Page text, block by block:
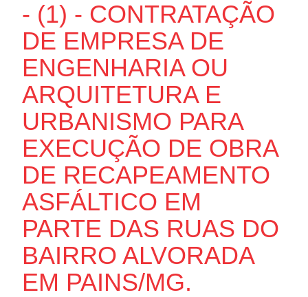
- (1) - CONTRATAÇÃO
DE EMPRESA DE
ENGENHARIA OU
ARQUITETURA E
URBANISMO PARA
EXECUÇÃO DE OBRA
DE RECAPEAMENTO
ASFÁLTICO EM
PARTE DAS RUAS DO
BAIRRO ALVORADA
EM PAINS/MG.